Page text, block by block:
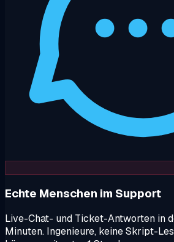
Echte Menschen im Support
Live-Chat- und Ticket-Antworten in
Minuten. Ingenieure, keine Skript-